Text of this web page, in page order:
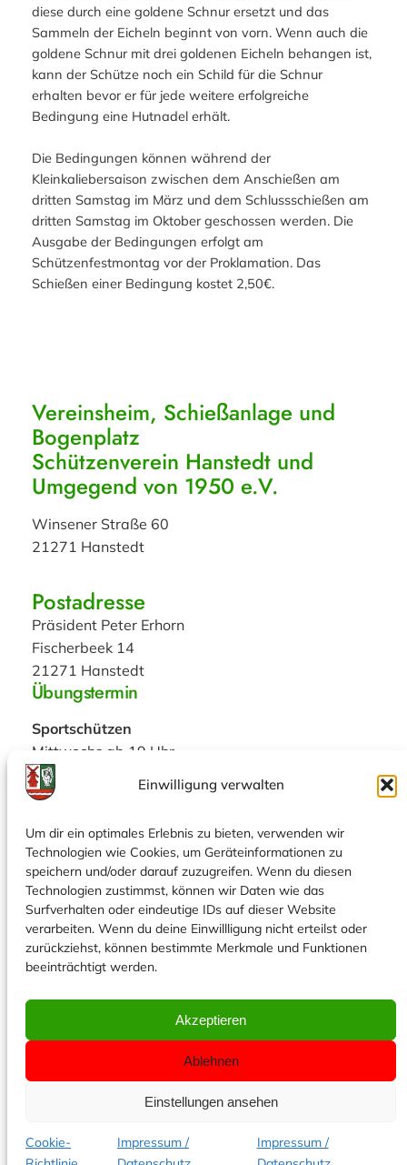
Einwilligung verwalten
Um dir ein optimales Erlebnis zu bieten, verwenden wir
Technologien wie Cookies, um Geräteinformationen zu
speichern und/oder darauf zuzugreifen. Wenn du diesen
Technologien zustimmst, können wir Daten wie das
Surfverhalten oder eindeutige IDs auf dieser Website
verarbeiten. Wenn du deine Einwillligung nicht erteilst oder
zurückziehst, können bestimmte Merkmale und Funktionen
beeinträchtigt werden.
Akzeptieren
Ablehnen
Einstellungen ansehen
Cookie-
Impressum /
Impressum /
diese durch eine goldene Schnur ersetzt und das
Sammeln der Eicheln beginnt von vorn. Wenn auch die
goldene Schnur mit drei goldenen Eicheln behangen ist,
kann der Schütze noch ein Schild für die Schnur
erhalten bevor er für jede weitere erfolgreiche
Bedingung eine Hutnadel erhält.
Die Bedingungen können während der
Kleinkaliebersaison zwischen dem Anschießen am
dritten Samstag im März und dem Schlussschießen am
dritten Samstag im Oktober geschossen werden. Die
Ausgabe der Bedingungen erfolgt am
Schützenfestmontag vor der Proklamation. Das
Schießen einer Bedingung kostet 2,50€.
Vereinsheim, Schießanlage und
Bogenplatz
Schützenverein Hanstedt und
Umgegend von 1950 e.V.
Winsener Straße 60
21271 Hanstedt
Postadresse
Präsident Peter Erhorn
Fischerbeek 14
21271 Hanstedt
Übungstermin
Sportschützen
Mittwochs ab 19 Uhr
Bogenschützen
19:15 Uhr Erwachsene
Social
Facebook
Instagram
Web-Admin:Florian Schöne
Entworfen mitWordPress
Schützenverein Hanstedt und Umgegend
von 1950 e.V.